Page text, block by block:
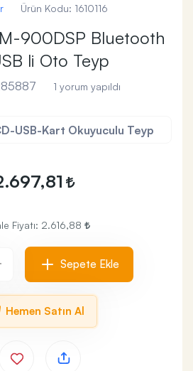
Ürün Kodu: 1610116
900DSP Bluetooth
li Oto Teyp
1 yorum yapıldı
USB-Kart Okuyuculu Teyp
Fiyatı: 2.616,88
Sepete Ekle
Hemen Satın Al